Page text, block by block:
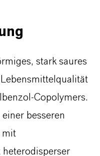
stark saures
Copolymers.
besseren
mit
heterodisperser